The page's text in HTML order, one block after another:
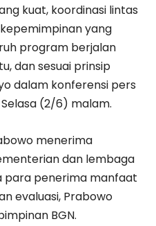
kuat, koordinasi lintas
yang
program berjalan
dan sesuai prinsip
dalam konferensi pers
(2/6) malam.
menerima
dan lembaga
para penerima manfaat
evaluasi, Prabowo
BGN.